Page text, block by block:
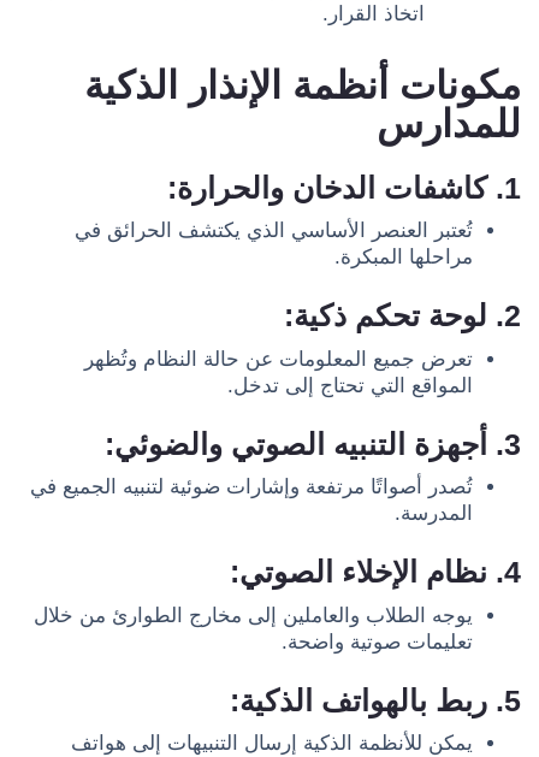
اتخاذ القرار.
مكونات أنظمة الإنذار الذكية
للمدارس
1. كاشفات الدخان والحرارة:
تُعتبر العنصر الأساسي الذي يكتشف الحرائق في
مراحلها المبكرة.
2. لوحة تحكم ذكية:
تعرض جميع المعلومات عن حالة النظام وتُظهر
المواقع التي تحتاج إلى تدخل.
3. أجهزة التنبيه الصوتي والضوئي:
تُصدر أصواتًا مرتفعة وإشارات ضوئية لتنبيه الجميع في
المدرسة.
4. نظام الإخلاء الصوتي:
يوجه الطلاب والعاملين إلى مخارج الطوارئ من خلال
تعليمات صوتية واضحة.
5. ربط بالهواتف الذكية:
يمكن للأنظمة الذكية إرسال التنبيهات إلى هواتف